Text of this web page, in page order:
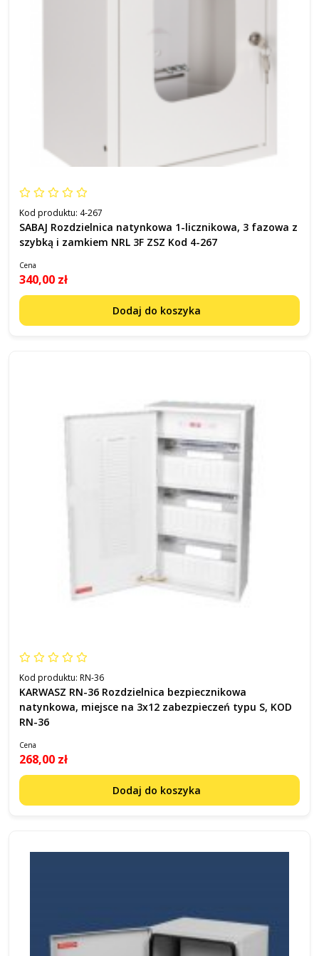
Kod produktu: 4-267
SABAJ Rozdzielnica natynkowa 1-licznikowa, 3 fazowa z
szybką i zamkiem NRL 3F ZSZ Kod 4-267
Cena
340,00 zł
Dodaj do koszyka
Kod produktu: RN-36
KARWASZ RN-36 Rozdzielnica bezpiecznikowa
natynkowa, miejsce na 3x12 zabezpieczeń typu S, KOD
RN-36
Cena
268,00 zł
Dodaj do koszyka